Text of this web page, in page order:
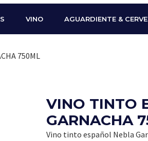
VINO AGUARDIENTE &
750ML
VINO TINTO
GARNACHA
Vino tinto español Nebla